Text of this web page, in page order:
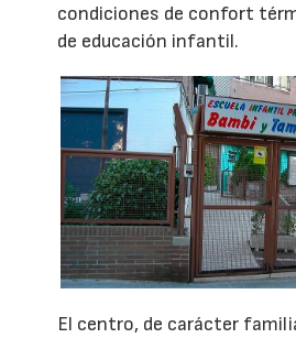
condiciones de confort
de educación infantil.
El centro, de carácter